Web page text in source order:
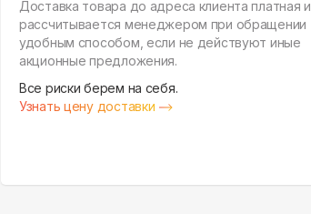
Доставка товара до адреса клиента платная и
рассчитывается менеджером при обращении
удобным способом, если не действуют иные
акционные предложения.
Все риски берем на себя.
Узнать цену доставки